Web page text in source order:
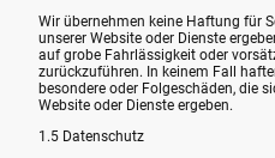
Wir übernehmen keine Haftung für
unserer Website oder Dienste
auf grobe Fahrlässigkeit oder
zurückzuführen. In keinem Fall
besondere oder Folgeschäden, die
Website oder Dienste ergeben.
1.5 Datenschutz